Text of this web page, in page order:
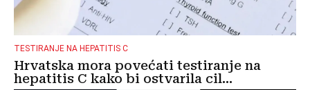
TESTIRANJE NA HEPATITIS C
Hrvatska mora povećati testiranje na
hepatitis C kako bi ostvarila cil...